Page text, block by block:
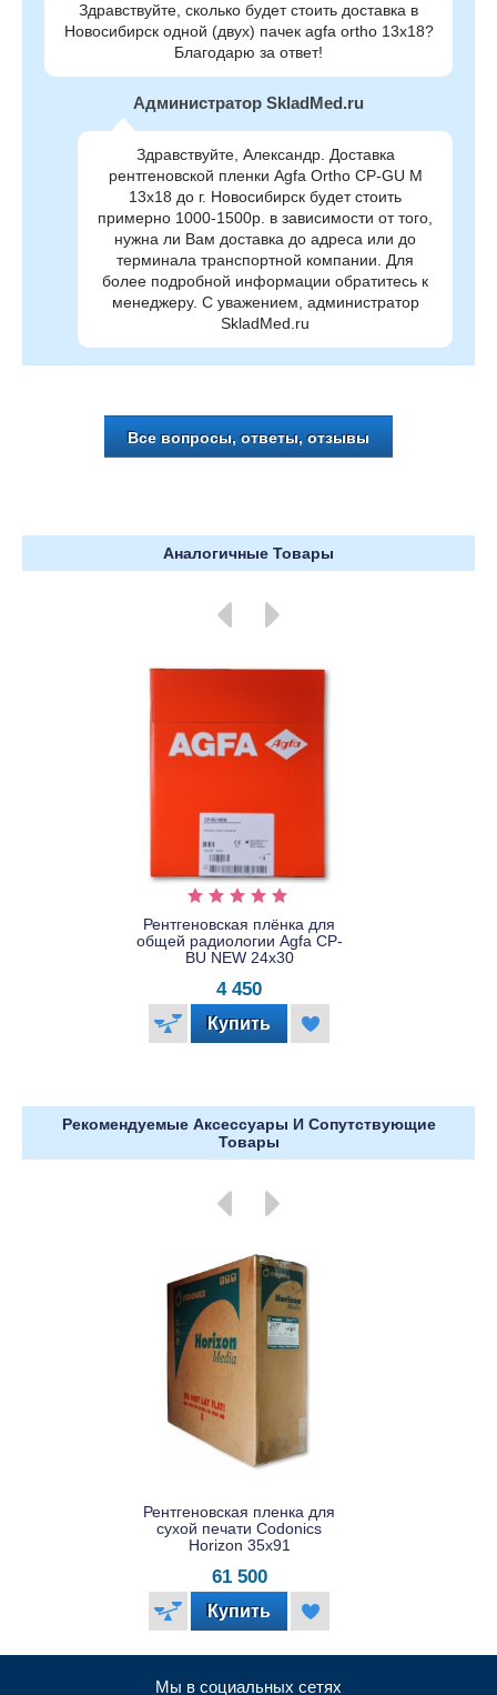
Здравствуйте, сколько будет стоить доставка в
Новосибирск одной (двух) пачек agfa ortho 13x18?
Благодарю за ответ!
Администратор SkladMed.ru
Здравствуйте, Александр. Доставка
рентгеновской пленки Agfa Ortho CP-GU M
13x18 до г. Новосибирск будет стоить
примерно 1000-1500р. в зависимости от того,
нужна ли Вам доставка до адреса или до
терминала транспортной компании. Для
более подробной информации обратитесь к
менеджеру. С уважением, администратор
SkladMed.ru
Все вопросы, ответы, отзывы
Аналогичные Товары
Рентгеновская плёнка для
общей радиологии Agfa CP-
BU NEW 24x30
4 450
Рекомендуемые Аксессуары И Сопутствующие
Товары
Рентгеновская пленка для
сухой печати Codonics
Horizon 35x91
61 500
Мы в социальных сетях